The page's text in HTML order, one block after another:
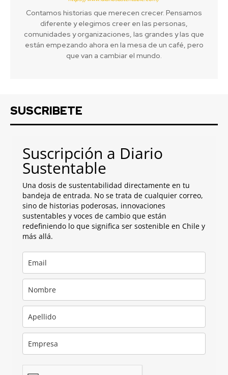
Contamos historias que merecen crecer. Pensamos
diferente y elegimos creer en las personas,
comunidades y organizaciones, las grandes y las que
están empezando ahora en la mesa de un café, pero
que van a cambiar el mundo.
SUSCRIBETE
Suscripción a Diario
Sustentable
Una dosis de sustentabilidad directamente en tu
bandeja de entrada. No se trata de cualquier correo,
sino de historias poderosas, innovaciones
sustentables y voces de cambio que están
redefiniendo lo que significa ser sostenible en Chile y
más allá.